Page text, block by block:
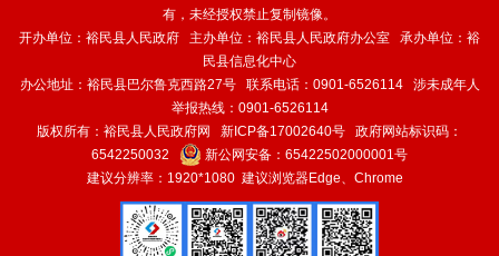
有，未经授权禁止复制镜像。
开办单位：裕民县人民政府 主办单位：裕民县人民政府办公室 承办单位：裕
民县信息化中心
办公地址：裕民县巴尔鲁克西路27号 联系电话：0901-6526114 涉未成年人
举报热线：0901-6526114
版权所有：裕民县人民政府网 新ICP备17002640号 政府网站标识码：
6542250032
新公网安备： 65422502000001号
建议分辨率：1920*1080 建议浏览器Edge、Chrome